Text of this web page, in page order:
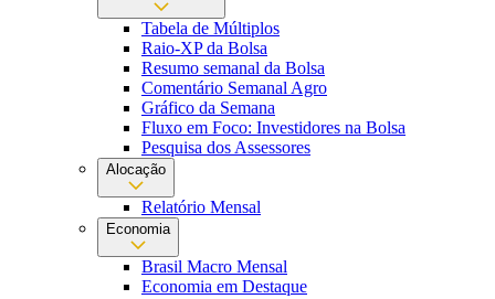
Tabela de Múltiplos
Raio-XP da Bolsa
Resumo semanal da Bolsa
Comentário Semanal Agro
Gráfico da Semana
Fluxo em Foco: Investidores na Bolsa
Pesquisa dos Assessores
Alocação
Relatório Mensal
Economia
Brasil Macro Mensal
Economia em Destaque